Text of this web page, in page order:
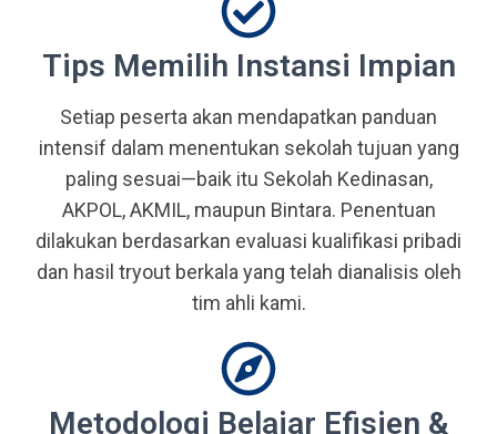
Tips Memilih Instansi Impian
Setiap peserta akan mendapatkan panduan
intensif dalam menentukan sekolah tujuan yang
paling sesuai—baik itu Sekolah Kedinasan,
AKPOL, AKMIL, maupun Bintara. Penentuan
dilakukan berdasarkan evaluasi kualifikasi pribadi
dan hasil tryout berkala yang telah dianalisis oleh
tim ahli kami.
Metodologi Belajar Efisien &